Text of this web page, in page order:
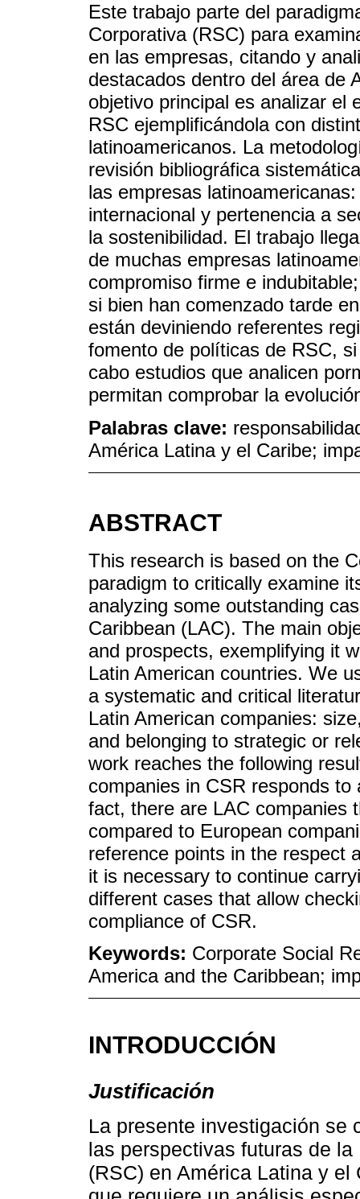
Este trabajo parte del
Corporativa (RSC) para
en las empresas, citando y
destacados dentro del área de
objetivo principal es analizar el
RSC ejemplificándola con
latinoamericanos. La
revisión bibliográfica
las empresas
internacional y pertenencia a
la sostenibilidad. El trabajo
de muchas empresas
compromiso firme e
si bien han comenzado tarde
están deviniendo referentes
fomento de políticas de RSC,
cabo estudios que analicen
permitan comprobar la
Palabras clave:
América Latina y el Caribe;
ABSTRACT
This research is based on the
paradigm to critically examine
analyzing some outstanding
Caribbean (LAC). The main
and prospects, exemplifying it
Latin American countries. We
a systematic and critical
Latin American companies:
and belonging to strategic or
work reaches the following
companies in CSR responds
fact, there are LAC companies
compared to European
reference points in the respect
it is necessary to continue
different cases that allow
compliance of CSR.
Keywords: Corporate Social
America and the Caribbean;
INTRODUCCIÓN
Justificación
La presente investigación se
las perspectivas futuras de
(RSC) en América Latina y